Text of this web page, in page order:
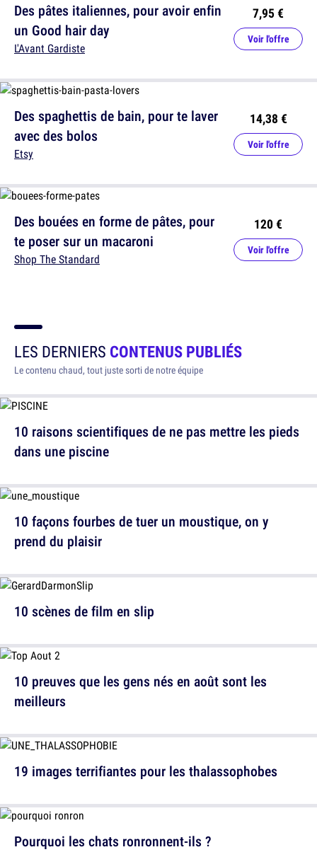
Des pâtes italiennes, pour avoir enfin
un Good hair day
L'Avant Gardiste
7,95 €
Voir l'offre
Des bouées en forme de pâtes, pour
te poser sur un macaroni
Shop The Standard
120 €
Voir l'offre
Des spaghettis de bain, pour te laver
avec des bolos
Etsy
14,38 €
Voir l'offre
LES DERNIERS CONTENUS PUBLIÉS
Le contenu chaud, tout juste sorti de notre équipe
10 raisons scientifiques de ne pas mettre les pieds
dans une piscine
10 scènes de film en slip
19 images terrifiantes pour les thalassophobes
10 façons fourbes de tuer un moustique, on y
prend du plaisir
10 preuves que les gens nés en août sont les
meilleurs
Pourquoi les chats ronronnent-ils ?